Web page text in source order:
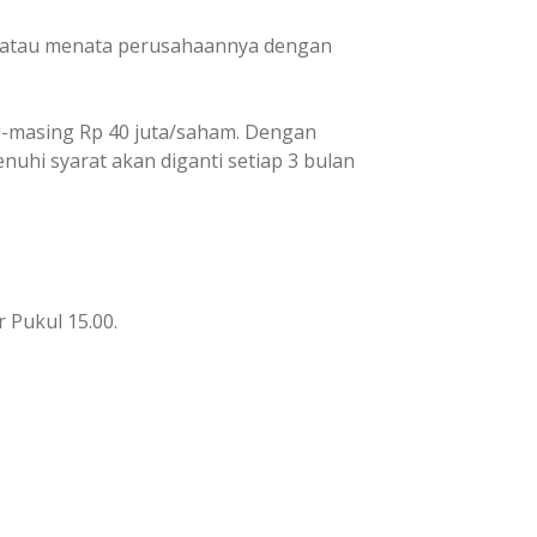
menata perusahaannya dengan
Rp 40 juta/saham. Dengan
syarat akan diganti setiap 3 bulan
15.00.